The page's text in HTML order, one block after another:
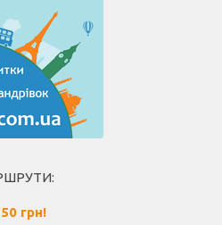
грн!